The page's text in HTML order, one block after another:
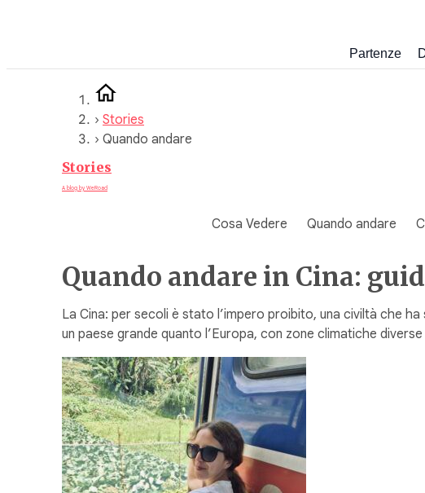
Partenze
› Stories
› Quando andare
Stories
A blog by WeRoad
Cosa Vedere Quando andare
Quando andare in Cina:
La Cina: per secoli è stato l’impero proibito, una civiltà che
un paese grande quanto l’Europa, con zone climatiche